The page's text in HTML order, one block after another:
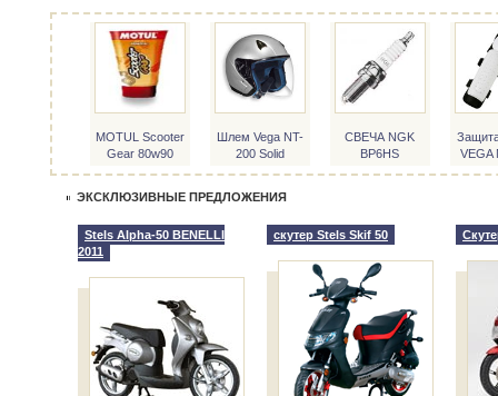
MOTUL Scooter
Gear 80w90
Шлем Vega NT-
200 Solid
СВЕЧА NGK
BP6HS
VEGA
ЭКСКЛЮЗИВНЫЕ ПРЕДЛОЖЕНИЯ
Stels Alpha-50 BENELLI
2011
скутер Stels Skif 50